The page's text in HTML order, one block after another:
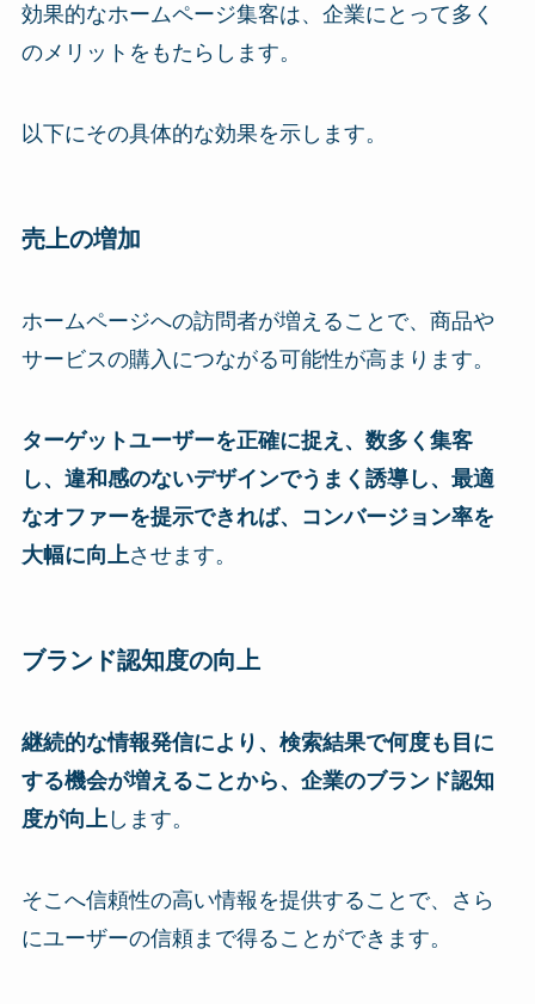
効果的なホームページ集客は、企業にとって多く
のメリットをもたらします。
以下にその具体的な効果を示します。
売上の増加
ホームページへの訪問者が増えることで、商品や
サービスの購入につながる可能性が高まります。
ターゲットユーザーを正確に捉え、数多く集客
し、違和感のないデザインでうまく誘導し、最適
なオファーを提示できれば、コンバージョン率を
大幅に向上させます。
ブランド認知度の向上
継続的な情報発信により、検索結果で何度も目に
する機会が増えることから、企業のブランド認知
度が向上します。
そこへ信頼性の高い情報を提供することで、さら
にユーザーの信頼まで得ることができます。